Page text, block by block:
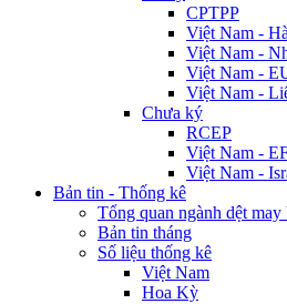
CPTPP
Việt Nam -
Việt Nam -
Việt Nam -
Việt Nam -
Chưa ký
RCEP
Việt Nam -
Việt Nam -
Bản tin - Thống kê
Tổng quan ngành dệt
Bản tin tháng
Số liệu thống kê
Việt Nam
Hoa Kỳ